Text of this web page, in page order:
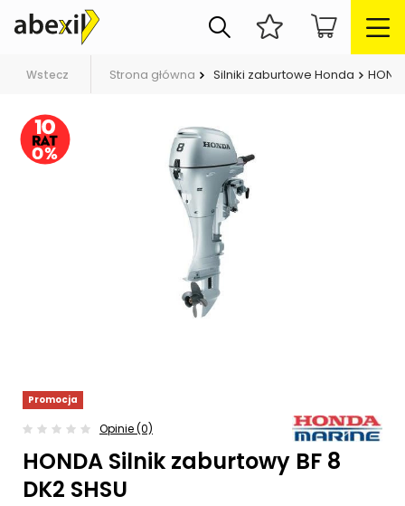
Wstecz Strona główna Silniki zaburtowe Honda
Promocja
Opinie (0)
HONDA Silnik zaburtowy BF 8
DK2 SHSU